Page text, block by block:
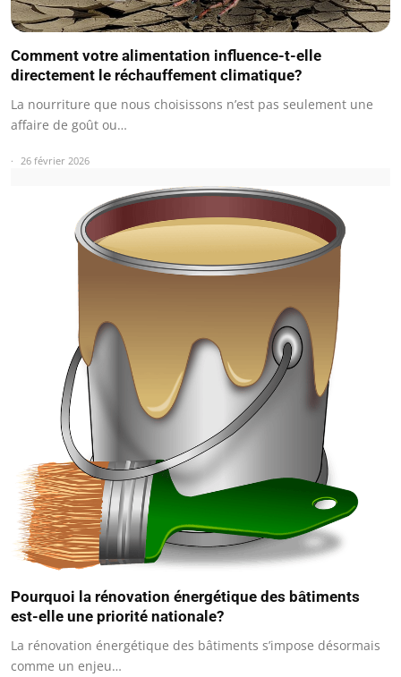
Comment votre alimentation influence-t-elle
directement le réchauffement climatique?
La nourriture que nous choisissons n’est pas seulement une
affaire de goût ou…
26 février 2026
Pourquoi la rénovation énergétique des bâtiments
est-elle une priorité nationale?
La rénovation énergétique des bâtiments s’impose désormais
comme un enjeu…